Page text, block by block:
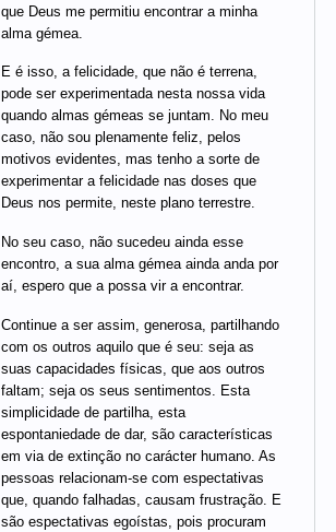
que Deus me permitiu encontrar a minha
alma gémea.
E é isso, a felicidade, que não é terrena,
pode ser experimentada nesta nossa vida
quando almas gémeas se juntam. No meu
caso, não sou plenamente feliz, pelos
motivos evidentes, mas tenho a sorte de
experimentar a felicidade nas doses que
Deus nos permite, neste plano terrestre.
No seu caso, não sucedeu ainda esse
encontro, a sua alma gémea ainda anda por
aí, espero que a possa vir a encontrar.
Continue a ser assim, generosa, partilhando
com os outros aquilo que é seu: seja as
suas capacidades físicas, que aos outros
faltam; seja os seus sentimentos. Esta
simplicidade de partilha, esta
espontaniedade de dar, são características
em via de extinção no carácter humano. As
pessoas relacionam-se com espectativas
que, quando falhadas, causam frustração. E
são espectativas egoístas, pois procuram